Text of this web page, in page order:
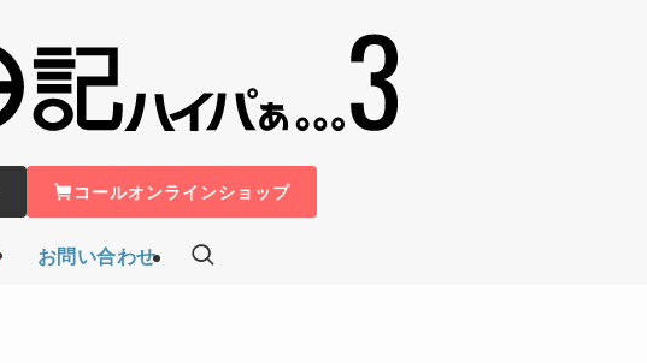
お問い合わせ
コールオンラインショップ